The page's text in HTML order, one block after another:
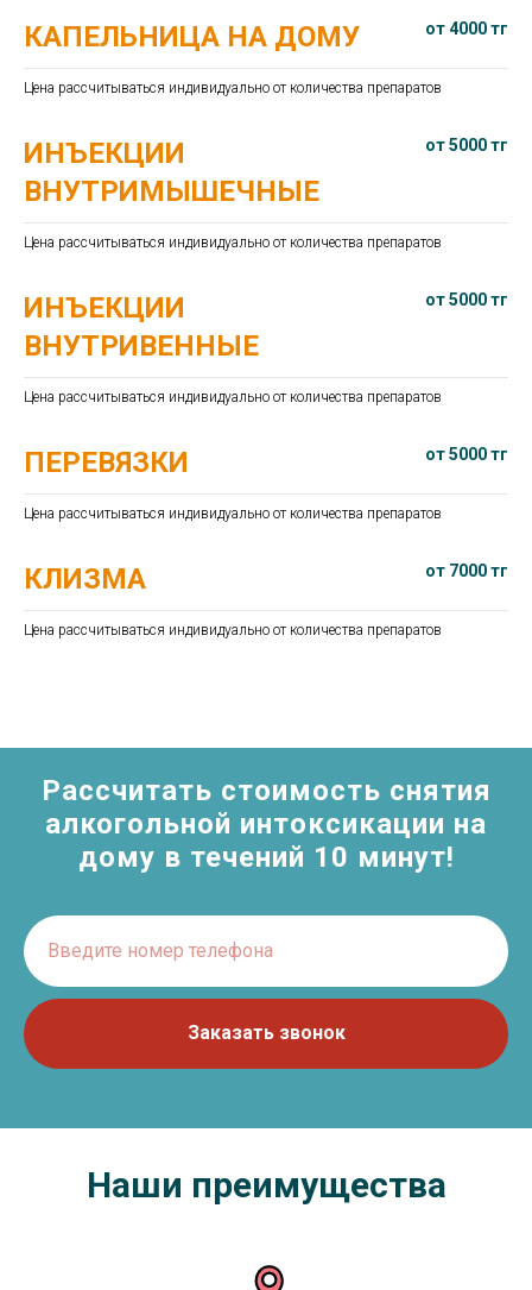
КАПЕЛЬНИЦА НА ДОМУ от 4000 тг
Цена рассчитываться индивидуально от количества препаратов
ИНЪЕКЦИИ
ВНУТРИМЫШЕЧНЫЕ
от 5000 тг
Цена рассчитываться индивидуально от количества препаратов
ИНЪЕКЦИИ
ВНУТРИВЕННЫЕ
от 5000 тг
Цена рассчитываться индивидуально от количества препаратов
ПЕРЕВЯЗКИ от 5000 тг
Цена рассчитываться индивидуально от количества препаратов
КЛИЗМА от 7000 тг
Цена рассчитываться индивидуально от количества препаратов
Рассчитать стоимость снятия
алкогольной интоксикации на
дому в течений 10 минут!
Введите номер телефона
Заказать звонок
Наши преимущества